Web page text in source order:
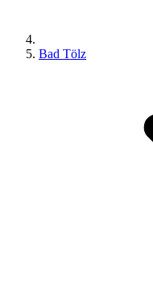
Bad Tölz